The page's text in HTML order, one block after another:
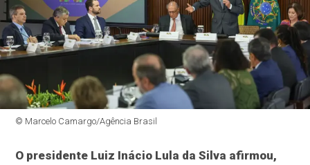
© Marcelo Camargo/Agência Brasil
O presidente Luiz Inácio Lula da Silva afirmou,